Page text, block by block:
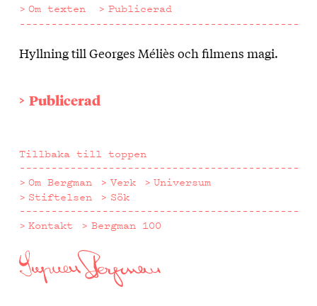
Om texten Publicerad
Om
Hyllning till Georges Méliès och filmens magi.
Publicerad
Tillbaka till toppen
Om Bergman
Verk
Universum
Stiftelsen
Sök
Kontakt
Bergman 100